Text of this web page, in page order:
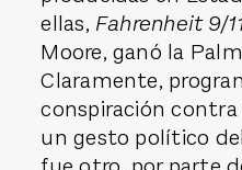
ellas, Fahrenheit 9/
Moore, ganó la
Claramente,
conspiración contra
un gesto político